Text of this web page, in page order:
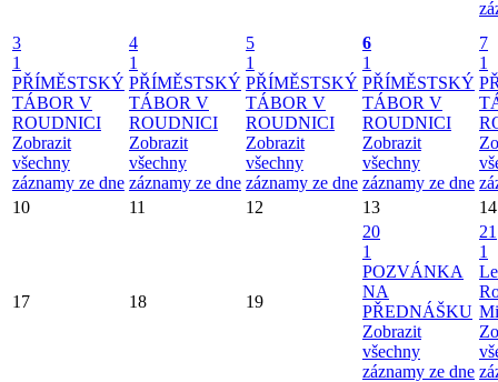
3
1
PŘÍMĚSTSKÝ
TÁBOR V
ROUDNICI
Zobrazit
všechny
záznamy ze dne
4
1
PŘÍMĚSTSKÝ
TÁBOR V
ROUDNICI
Zobrazit
všechny
záznamy ze dne
5
1
PŘÍMĚSTSKÝ
TÁBOR V
ROUDNICI
Zobrazit
všechny
záznamy ze dne
6
1
PŘÍMĚSTSKÝ
TÁBOR V
ROUDNICI
Zobrazit
všechny
záznamy ze dne
7
1
10
11 12 13 14
17 18 19
20
1
POZVÁNKA
NA
PŘEDNÁŠKU
Zobrazit
všechny
záznamy ze dne
21
1